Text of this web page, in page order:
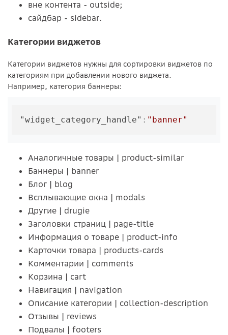
вне контента - outside;
сайдбар - sidebar.
Категории виджетов
Категории виджетов нужны для сортировки виджетов по
категориям при добавлении нового виджета.
Например, категория баннеры:
"widget_category_handle" : "banner"
Аналогичные товары | product-similar
Баннеры | banner
Блог | blog
Всплывающие окна | modals
Другие | drugie
Заголовки страниц | page-title
Информация о товаре | product-info
Карточки товара | products-cards
Комментарии | comments
Корзина | cart
Навигация | navigation
Описание категории | collection-description
Отзывы | reviews
Подвалы | footers